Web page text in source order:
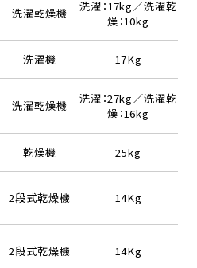
洗濯乾燥機
洗濯：17kg／洗濯乾
燥：10kg
洗濯機 17Kg
洗濯乾燥機
洗濯：27kg／洗濯乾
燥：16kg
乾燥機 25kg
2段式乾燥機 14Kg
2段式乾燥機 14Kg